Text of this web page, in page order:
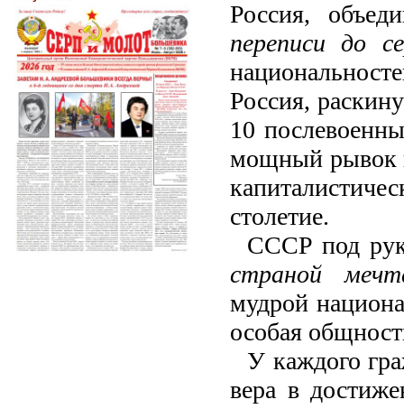
Россия,
переписи до
Россия,
10
мощный рывок
столетие.
СССР под
страной
мудрой
особая
У каждого
вера в